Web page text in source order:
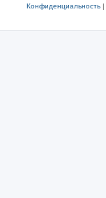
Конфиденциальность|